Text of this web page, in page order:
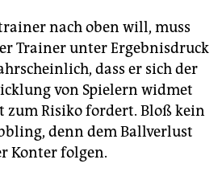
nach oben will, muss
Trainer unter Ergebnisdruck
dass er sich der
von Spielern widmet
zum Risiko fordert. Bloß kein
denn dem Ballverlust
Konter folgen.